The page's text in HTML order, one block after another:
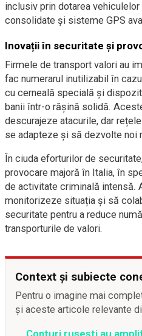
inclusiv prin dotarea
consolidate și sisteme GPS
Inovații în securitate și
Firmele de transport valori au
fac numerarul inutilizabil în
cu cerneală specială și
banii într-o rășină solidă.
descurajeze atacurile, dar
se adapteze și să dezvolte noi
În ciuda eforturilor de
provocare majoră în Italia, în
de activitate criminală intensă.
monitorizeze situația și să
securitate pentru a reduce
transporturile de valori.
Context și subiecte
Pentru o imagine mai
și aceste articole relevante
Conturi rusești au